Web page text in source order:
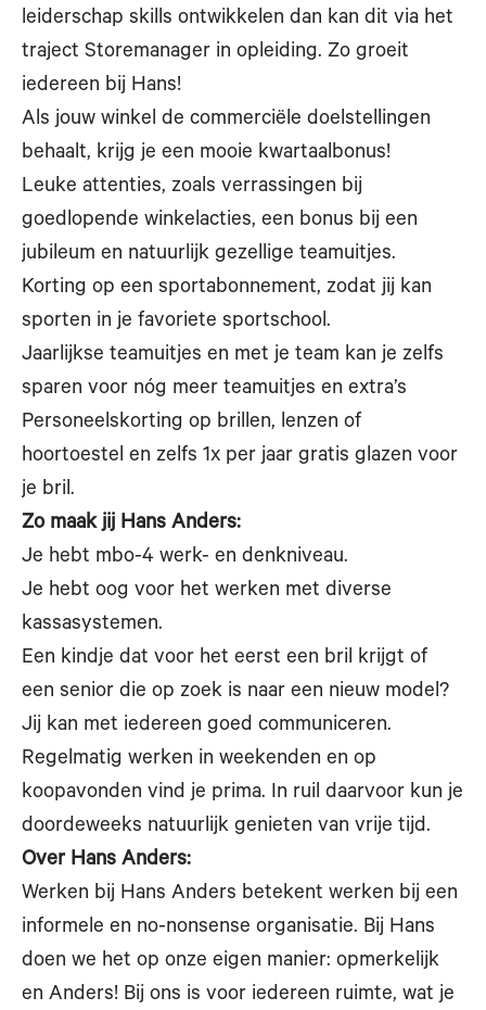
leiderschap skills ontwikkelen dan kan dit via het
traject Storemanager in opleiding. Zo groeit
iedereen bij Hans!
Als jouw winkel de commerciële doelstellingen
behaalt, krijg je een mooie kwartaalbonus!
Leuke attenties, zoals verrassingen bij
goedlopende winkelacties, een bonus bij een
jubileum en natuurlijk gezellige teamuitjes.
Korting op een sportabonnement, zodat jij kan
sporten in je favoriete sportschool.
Jaarlijkse teamuitjes en met je team kan je zelfs
sparen voor nóg meer teamuitjes en extra’s
Personeelskorting op brillen, lenzen of
hoortoestel en zelfs 1x per jaar gratis glazen voor
je bril.
Zo maak jij Hans Anders:
Je hebt mbo-4 werk- en denkniveau.
Je hebt oog voor het werken met diverse
kassasystemen.
Een kindje dat voor het eerst een bril krijgt of
een senior die op zoek is naar een nieuw model?
Jij kan met iedereen goed communiceren.
Regelmatig werken in weekenden en op
koopavonden vind je prima. In ruil daarvoor kun je
doordeweeks natuurlijk genieten van vrije tijd.
Over Hans Anders:
Werken bij Hans Anders betekent werken bij een
informele en no-nonsense organisatie. Bij Hans
doen we het op onze eigen manier: opmerkelijk
en Anders! Bij ons is voor iedereen ruimte, wat je